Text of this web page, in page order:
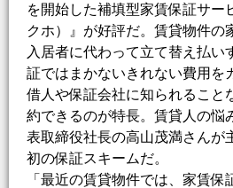
を開始した補填型家賃保証サー
クホ）』が好評だ。賃貸物件の
入居者に代わって立て替え払い
証ではまかないきれない費用を
借人や保証会社に知られること
約できるのが特長。賃貸人の悩
表取締役社長の高山茂満さんが
初の保証スキームだ。
「最近の賃貸物件では、家賃